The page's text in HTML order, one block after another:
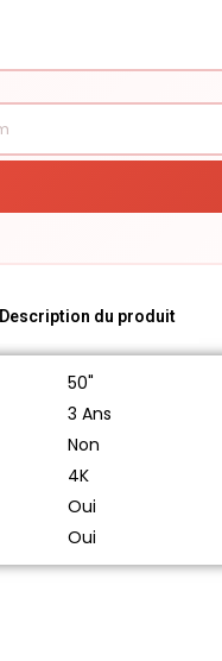
Description du produit
50"
3 Ans
Non
4K
Oui
Oui